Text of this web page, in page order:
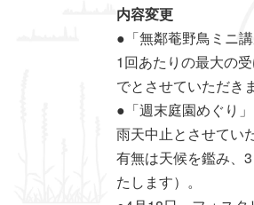
内容変更
●「無鄰菴野鳥ミニ講
1回あたりの最大の
でとさせていただき
●「週末庭園めぐり」
雨天中止とさせてい
有無は天候を鑑み、
たします）。